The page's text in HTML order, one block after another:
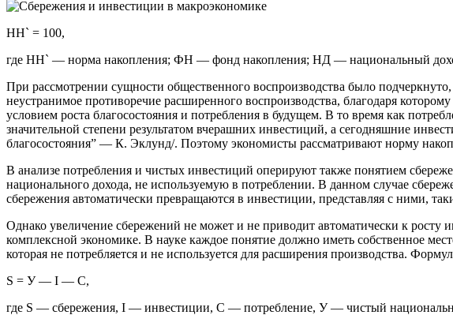
НН` = 100,
где НН` — норма накопления; ФН — фонд накопления; НД — национальный
При рассмотрении сущности общественного воспроизводства было
неустранимое противоречие расширенного воспроизводства, благодаря
условием роста благосостояния и потребления в будущем. В то время как
значительной степени результатом вчерашних инвестиций, а сегодняшние
благосостояния” — К. Эклунд/. Поэтому экономисты рассматривают норму
В анализе потребления и чистых инвестиций оперируют также понятием
национального дохода, не используемую в потреблении. В данном случае
сбережения автоматически превращаются в инвестиции, представляя с ними,
Однако увеличение сбережений не может и не приводит автоматически к
комплексной экономике. В науке каждое понятие должно иметь собственное
которая не потребляется и не используется для расширения производства.
S = У — I — C,
где S — сбережения, I — инвестиции, С — потребление, У — чистый